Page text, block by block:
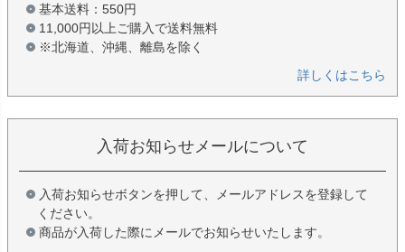
基本送料：550円
11,000円以上ご購入で送料無料
※北海道、沖縄、離島を除く
詳しくはこちら
入荷お知らせメールについて
入荷お知らせボタンを押して、メールアドレスを登録して
ください。
商品が入荷した際にメールでお知らせいたします。